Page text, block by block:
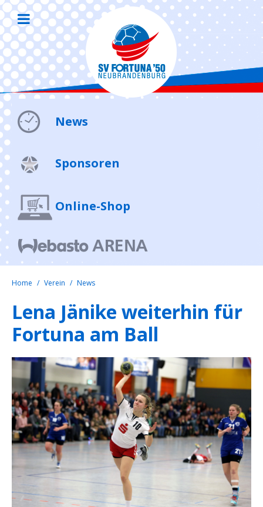
News
Sponsoren
Online-Shop
Home Verein News
Lena Jänike weiterhin für
Fortuna am Ball